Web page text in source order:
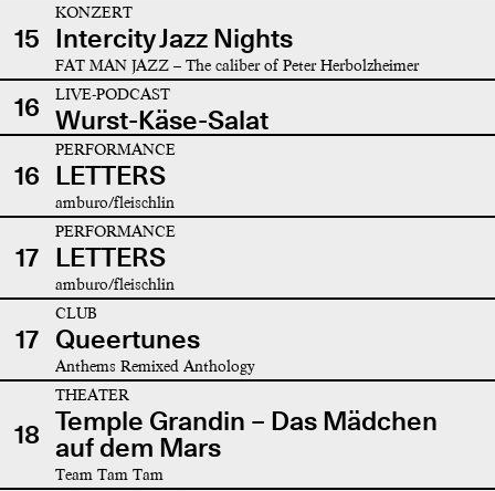
15
KONZERT
Intercity Jazz Nights
FAT MAN JAZZ – The caliber of Peter Herbolzheimer
16 LIVE-PODCAST
Wurst-Käse-Salat
16
PERFORMANCE
LETTERS
amburo/fleischlin
17
PERFORMANCE
LETTERS
amburo/fleischlin
17
CLUB
Queertunes
Anthems Remixed Anthology
18
THEATER
Temple Grandin – Das Mädchen
auf dem Mars
Team Tam Tam